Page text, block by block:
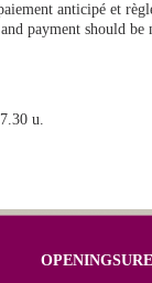
anticipé et
payment should be
u.